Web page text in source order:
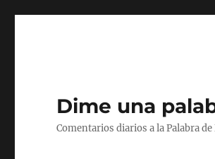
Dime una
Comentarios diarios a la Palabra